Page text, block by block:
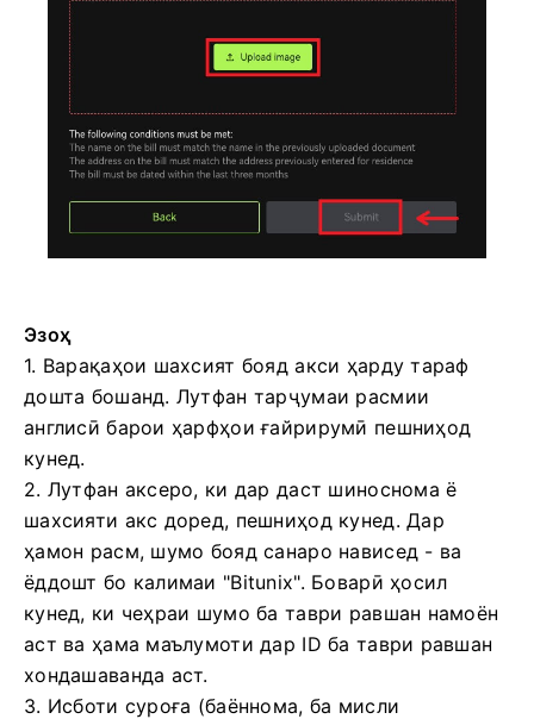
Эзоҳ
1. Варақаҳои шахсият бояд акси ҳарду тараф
дошта бошанд. Лутфан тарҷумаи расмии
англисӣ барои ҳарфҳои ғайрирумӣ пешниҳод
кунед.
2. Лутфан аксеро, ки дар даст шиноснома ё
шахсияти акс доред, пешниҳод кунед.Дар
ҳамон расм, шумо бояд санаро нависед - ва
ёддошт бо калимаи "Bitunix". Боварӣ ҳосил
кунед, ки чеҳраи шумо ба таври равшан намоён
аст ва ҳама маълумоти дар ID ба таври равшан
хондашаванда аст.
3. Исботи суроға (баённома, ба мисли